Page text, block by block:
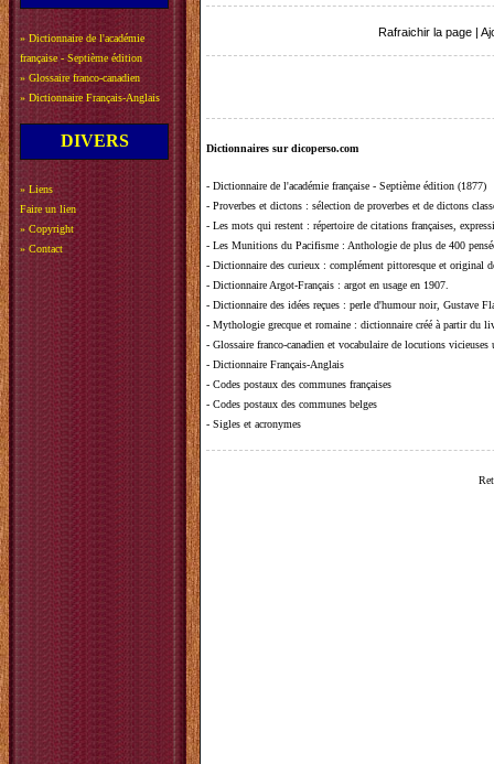
» Dictionnaire de l'académie
française - Septième édition
» Glossaire franco-canadien
» Dictionnaire Français-Anglais
DIVERS
» Liens
Faire un lien
» Copyright
» Contact
Rafraichir la page
Dictionnaires sur dicoperso.com
- Dictionnaire de l'académie française - Septième édition (1877)
- Proverbes et dictons : sélection de proverbes et de dictons
- Les mots qui restent : répertoire de citations françaises,
- Les Munitions du Pacifisme : Anthologie de plus de 400
- Dictionnaire des curieux : complément pittoresque et original
- Dictionnaire Argot-Français : argot en usage en 1907.
- Dictionnaire des idées reçues : perle d'humour noir, Gustave
- Mythologie grecque et romaine : dictionnaire créé à partir du
- Glossaire franco-canadien et vocabulaire de locutions vicieuses
- Dictionnaire Français-Anglais
- Codes postaux des communes françaises
- Codes postaux des communes belges
- Sigles et acronymes